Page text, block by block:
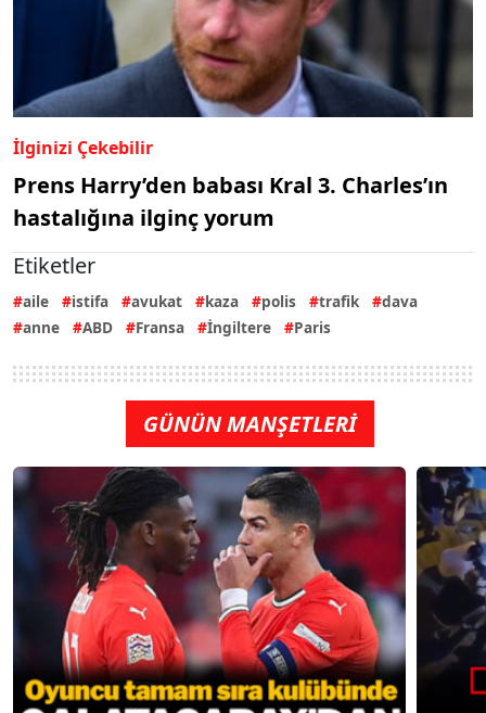
İlginizi Çekebilir
Prens Harry’den babası Kral 3. Charles’ın
hastalığına ilginç yorum
Etiketler
aile istifa avukat kaza polis trafik
dava
anne
ABD Fransa İngiltere Paris
GÜNÜN MANŞETLERİ